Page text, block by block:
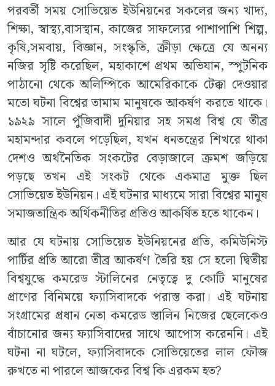
পরবর্তী সময় সোভিয়েত ইউনিয়নের সকলের জন্য খাদ্য,
শিক্ষা, স্বাস্থ্য,বাসস্থান, কাজের সাফল্যের পাশাপাশি শিল্প,
কৃষি,সমবায়, বিজ্ঞান, সংস্কৃতি, ক্রীড়া ক্ষেত্রে যে অনন্য
নজির সৃষ্টি করেছিল, মহাকাশে প্রথম অভিযান, স্পুটনিক
পাঠানো থেকে অলিম্পিকে আমেরিকাকে টেক্কা দেওয়ার
মতো ঘটনা বিশ্বের তামাম মানুষকে আকর্ষণ করতে থাকে।
১৯২৯ সালে পুঁজিবাদী দুনিয়ার সহ সমগ্র বিশ্ব যে তীব্র
মহামন্দার কবলে পড়েছিল, যখন ধনতন্ত্রের শিখরে থাকা
দেশও অর্থনৈতিক সংকটের বেড়াজালে ক্রমশ জড়িয়ে
পড়ছে তখন এই সংকট থেকে একমাত্র মুক্ত ছিল
সোভিয়েত ইউনিয়ন। এই ঘটনার মাধ্যমে সারা বিশ্বের মানুষ
সমাজতান্ত্রিক অর্থিকনীতির প্রতিও আকর্ষিত হতে থাকেন।
আর যে ঘটনায় সোভিয়েত ইউনিয়নের প্রতি, কমিউনিস্ট
পার্টির প্রতি আরো তীব্র আকর্ষণ তৈরি হয় সে হলো দ্বিতীয়
বিশ্বযুদ্ধে কমরেড স্টালিনের নেতৃত্বে দু কোটি মানুষের
প্রাণের বিনিময়ে ফ্যাসিবাদকে পরাস্ত করা। এই ঘটনায়
সংগ্রামের প্রধান নেতা কমরেড স্তালিন নিজের ছেলেকেও
বাঁচানোর জন্য ফ্যাসিবাদের সাথে আপোস করেননি। এই
ঘটনা না ঘটলে, ফ্যাসিবাদকে সোভিয়েতের লাল ফৌজ
রুখতে না পারলে আজকের বিশ্ব কি এরকম হত?